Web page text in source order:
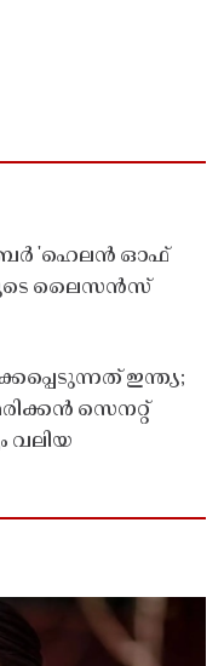
'ഹെലൻ ഓഫ്
ലൈസൻസ്
ഇന്ത്യ;
സെനറ്റ്
വലിയ